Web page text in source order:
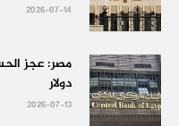
2026-07-14
دولار
2026-07-13